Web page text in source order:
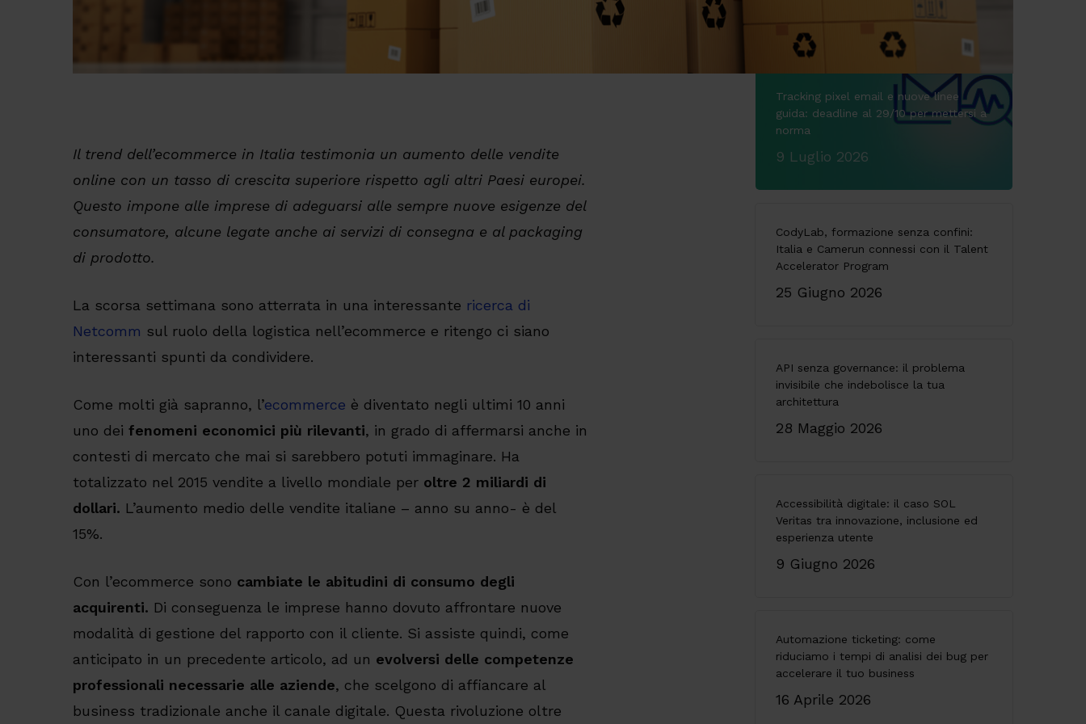
Il trend dell’ecommerce in Italia testimonia un aumento delle vendite
online con un tasso di crescita superiore rispetto agli altri Paesi europei.
Questo impone alle imprese di adeguarsi alle sempre nuove esigenze del
consumatore, alcune legate anche ai servizi di consegna e al packaging
di prodotto.
La scorsa settimana sono atterrata in una interessante ricerca di
Netcomm sul ruolo della logistica nell’ecommerce e ritengo ci siano
interessanti spunti da condividere.
Come molti già sapranno, l’ecommerce è diventato negli ultimi 10 anni
uno deifenomeni economici più rilevanti, in grado di affermarsi anche in
contesti di mercato che mai si sarebbero potuti immaginare. Ha
totalizzato nel 2015 vendite a livello mondiale per oltre 2 miliardi di
dollari. L’aumento medio delle vendite italiane – anno su anno- è del
15%.
Con l’ecommerce sono cambiate le abitudini di consumo degli
acquirenti. Di conseguenza le imprese hanno dovuto affrontare nuove
modalità di gestione del rapporto con il cliente. Si assiste quindi, come
anticipato in un precedente articolo, ad un evolversi delle competenze
professionali necessarie alle aziende, che scelgono di affiancare al
business tradizionale anche il canale digitale. Questa rivoluzione oltre
Tracking pixel email e nuove linee
guida: deadline al 29/10 per mettersi a
norma
9 Luglio 2026
CodyLab, formazione senza confini:
Italia e Camerun connessi con il Talent
Accelerator Program
25 Giugno 2026
API senza governance: il problema
invisibile che indebolisce la tua
architettura
28 Maggio 2026
Accessibilità digitale: il caso SOL
Veritas tra innovazione, inclusione ed
esperienza utente
9 Giugno 2026
Automazione ticketing: come
riduciamo i tempi di analisi dei bug per
accelerare il tuo business
16 Aprile 2026